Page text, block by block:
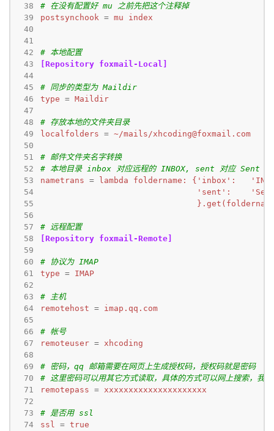
38
39
40
41
42
43
44
45
46
47
48
49
50
51
52
53
54
55
56
57
58
59
60
61
62
63
64
65
66
67
68
69
70
71
72
73
74
# 在没有配置好 mu 之前先把这个注释掉
postsynchook = mu index
# 本地配置
[Repository foxmail-Local]
# 同步的类型为 Maildir
type = Maildir
# 存放本地的文件夹目录
localfolders = ~/mails/xhcoding@foxmail.com
# 邮件文件夹名字转换
# 本地目录 inbox 对应远程的 INBOX, sent 对应 Sent
nametrans =
# 远程配置
[Repository foxmail-Remote]
# 协议为 IMAP
type = IMAP
# 主机
remotehost = imap.qq.com
# 帐号
remoteuser = xhcoding
# 密码，qq 邮箱需要在网页上生成授权码，授权码就是密码
# 这里密码可以用其它方式读取，具体的方式可以网上搜索，我
remotepass = xxxxxxxxxxxxxxxxxxxxx
# 是否用 ssl
ssl = true